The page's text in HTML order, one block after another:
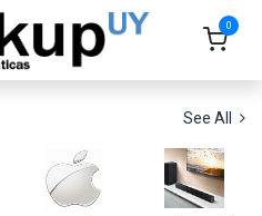
0
See All